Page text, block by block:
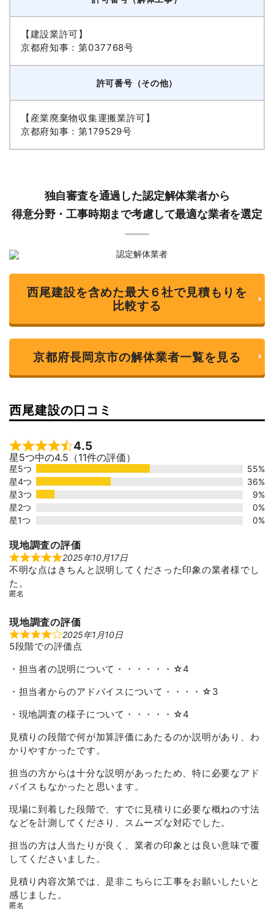
【建設業許可】
京都府知事：第037768号
許可番号（その他）
【産業廃棄物収集運搬業許可】
京都府知事：第179529号
独自審査を通過した認定解体業者から
得意分野・工事時期まで考慮して最適な業者を選定
西尾建設を含めた最大６社で見積もりを
比較する
京都府長岡京市の解体業者一覧を見る
西尾建設の口コミ
Rated 4.5 out of 5
4.5
星5つ中の4.5（11件の評価）
星5つ
55%
星4つ
36%
星3つ
9%
星2つ
0%
星1つ
0%
現地調査の評価
R
a
u
t
o
f
2025年10月17日
不明な点はきちんと説明してくださった印象の業者様でし
た。
匿名
現地調査の評価
R
a
e
d
o
u
o
2025年1月10日
5段階での評価点
・担当者の説明について・・・・・・☆4
・担当者からのアドバイスについて・・・・☆3
・現地調査の様子について・・・・・☆4
見積りの段階で何が加算評価にあたるのか説明があり、わ
かりやすかったです。
担当の方からは十分な説明があったため、特に必要なアド
バイスもなかったと思います。
現場に到着した段階で、すでに見積りに必要な概ねの寸法
などを計測してくださり、スムーズな対応でした。
担当の方は人当たりが良く、業者の印象とは良い意味で覆
してくださいました。
見積り内容次第では、是非こちらに工事をお願いしたいと
感じました。
匿名